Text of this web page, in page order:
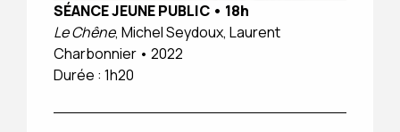
SÉANCE JEUNE PUBLIC • 18h
Le Chêne, Michel Seydoux, Laurent
Charbonnier • 2022
Durée : 1h20